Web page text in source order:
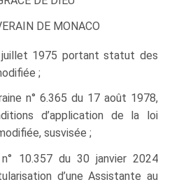
DE MONACO
1975 portant statut des
;
n° 6.365 du 17 août 1978,
d’application de la loi
susvisée ;
10.357 du 30 janvier 2024
d’une Assistante au